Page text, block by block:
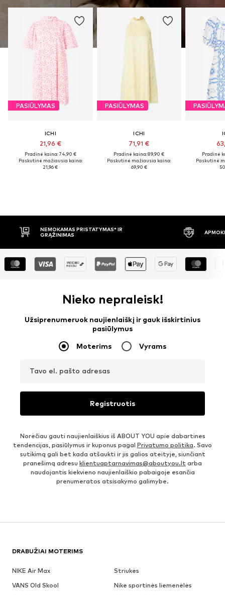
PASIŪLYMAS
ICHI
21,96 €
Pradinė kaina: 74,90 €
Paskutinė mažiausia kaina:
21,96 €
PASIŪLYMAS
ICHI
71,91 €
Pradinė kaina: 89,90 €
Paskutinė mažiausia kaina:
69,90 €
Pradinė
Paskutinė
APMOKĖJIMAS PRISTAČIUS 30
Nieko nepraleisk!
Užsiprenumeruok naujienlaiškį ir gauk išskirtinius
pasiūlymus
Moterims Vyrams
Tavo el. pašto adresas
Registruotis
Norėčiau gauti naujienlaiškius iš ABOUT YOU apie dabartines
tendencijas, pasiūlymus ir kuponus pagal Privatumo politika. Savo
sutikimą gali bet kada atšaukti ir jis galios ateityje, siunčiant
pranešimą adresu klientuaptarnavimas@aboutyou.lt arba
naudojantis kiekvieno naujienlaiškio pabaigoje esančia
prenumeratos atsisakymo galimybe.
DRABUŽIAI MOTERIMS
NIKE Air Max
Striukės
VANS Old Skool
Nike sportinės liemenėlės